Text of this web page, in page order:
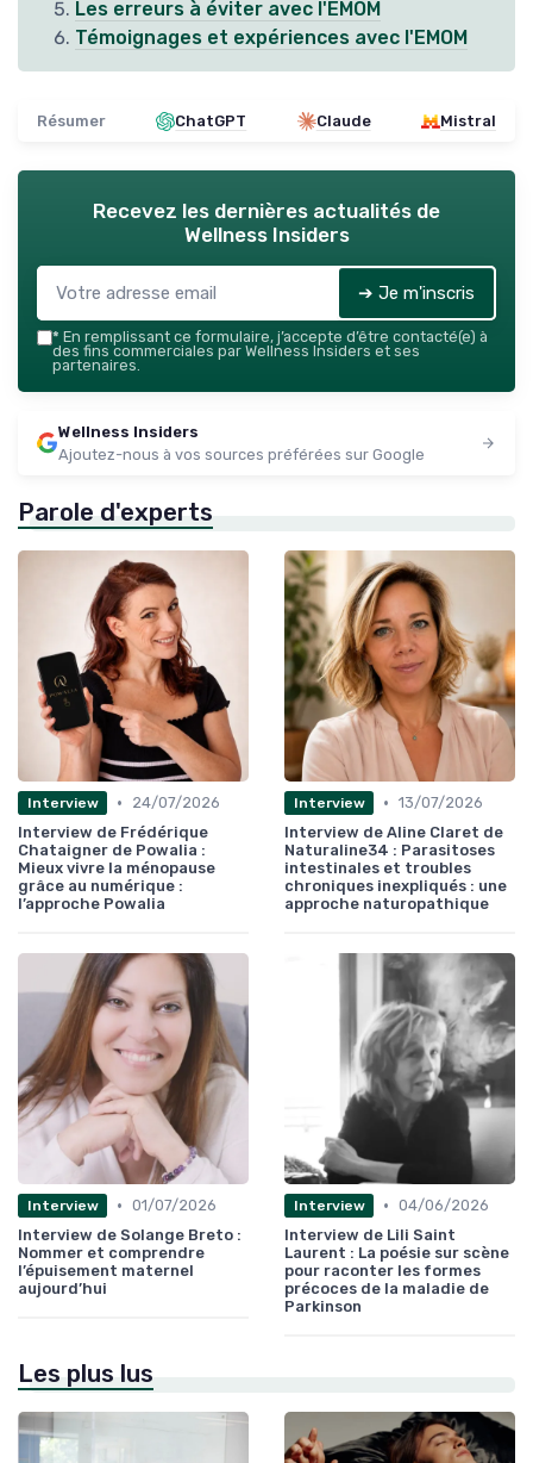
Les erreurs à éviter avec l'EMOM
Témoignages et expériences avec l'EMOM
Résumer ChatGPT Claude Mistral
Recevez les dernières actualités de
Wellness Insiders
➔ Je m'inscris
* En remplissant ce formulaire, j’accepte d’être contacté(e) à
des fins commerciales par Wellness Insiders et ses
partenaires.
Wellness Insiders
Ajoutez-nous à vos sources préférées sur Google
Parole d'experts
Interview •
24/07/2026
Interview de Frédérique
Chataigner de Powalia :
Mieux vivre la ménopause
grâce au numérique :
l’approche Powalia
Interview • 13/07/2026
Interview de Aline Claret de
Naturaline34 : Parasitoses
intestinales et troubles
chroniques inexpliqués : une
approche naturopathique
Interview • 01/07/2026
Interview de Solange Breto :
Nommer et comprendre
l’épuisement maternel
aujourd’hui
Interview • 04/06/2026
Interview de Lili Saint
Laurent : La poésie sur scène
pour raconter les formes
précoces de la maladie de
Parkinson
Les plus lus